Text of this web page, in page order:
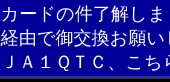
カードの件了解し
経由で御交換お願
ＪＡ１ＱＴＣ、こ